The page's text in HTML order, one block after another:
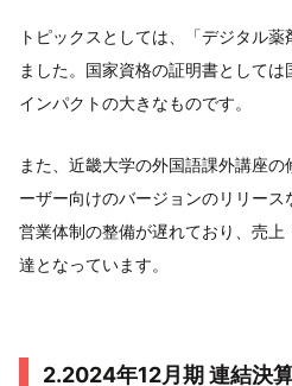
トピックスとしては、「デジタル
ました。国家資格の証明書としては
インパクトの大きなものです。
また、近畿大学の外国語課外講座
ーザー向けのバージョンのリリース
営業体制の整備が遅れており、売
達となっています。
2.2024年12月期 連結決